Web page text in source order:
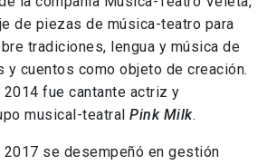
de piezas de música-teatro para
tradiciones, lengua y música de
y cuentos como objeto de creación.
fue cantante actriz y
musical-teatral Pink Milk.
se desempeñó en gestión